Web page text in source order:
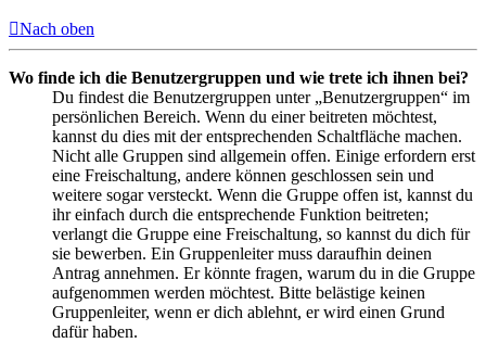
Nach oben
Wo finde ich die Benutzergruppen und wie trete ich ihnen bei?
Du findest die Benutzergruppen unter „Benutzergruppen“ im
persönlichen Bereich. Wenn du einer beitreten möchtest,
kannst du dies mit der entsprechenden Schaltfläche machen.
Nicht alle Gruppen sind allgemein offen. Einige erfordern erst
eine Freischaltung, andere können geschlossen sein und
weitere sogar versteckt. Wenn die Gruppe offen ist, kannst du
ihr einfach durch die entsprechende Funktion beitreten;
verlangt die Gruppe eine Freischaltung, so kannst du dich für
sie bewerben. Ein Gruppenleiter muss daraufhin deinen
Antrag annehmen. Er könnte fragen, warum du in die Gruppe
aufgenommen werden möchtest. Bitte belästige keinen
Gruppenleiter, wenn er dich ablehnt, er wird einen Grund
dafür haben.